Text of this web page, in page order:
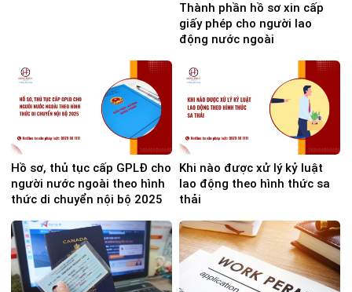
Thành phần hồ sơ xin cấp
giấy phép cho người lao
động nước ngoài
Hồ sơ, thủ tục cấp GPLĐ cho
người nước ngoài theo hình
thức di chuyển nội bộ 2025
Khi nào được xử lý kỷ luật
lao động theo hình thức sa
thải